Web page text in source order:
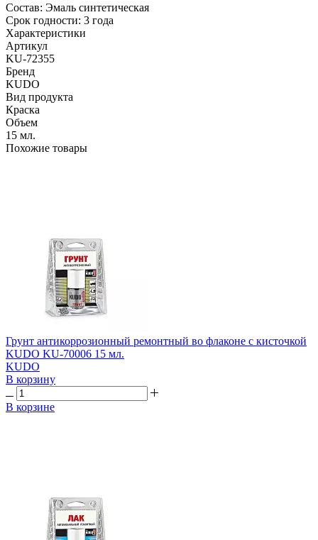
Состав: Эмаль синтетическая
Срок годности: 3 года
Характеристики
Артикул
KU-72355
Бренд
KUDO
Вид продукта
Краска
Объем
15 мл.
Похожие товары
Грунт антикоррозионный ремонтный во флаконе с кисточкой
KUDO KU-70006 15 мл.
KUDO
В корзину
В корзине